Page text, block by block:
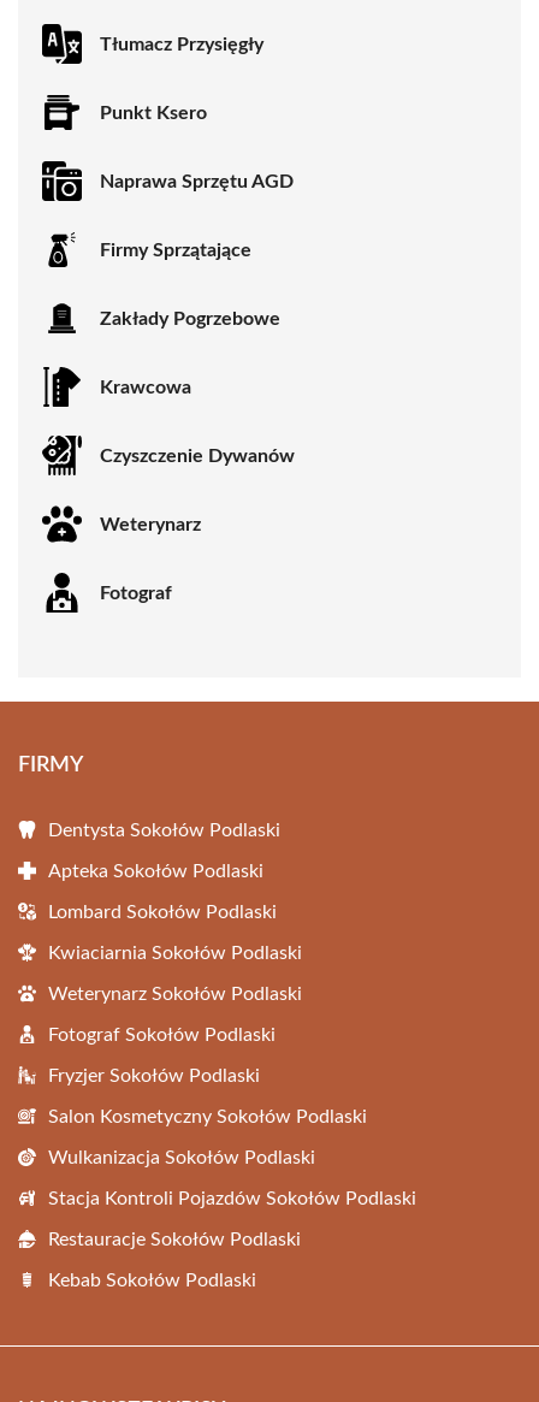
Tłumacz Przysięgły
Punkt Ksero
Naprawa Sprzętu AGD
Firmy Sprzątające
Zakłady Pogrzebowe
Krawcowa
Czyszczenie Dywanów
Weterynarz
Fotograf
FIRMY
Dentysta Sokołów Podlaski
Apteka Sokołów Podlaski
Lombard Sokołów Podlaski
Kwiaciarnia Sokołów Podlaski
Weterynarz Sokołów Podlaski
Fotograf Sokołów Podlaski
Fryzjer Sokołów Podlaski
Salon Kosmetyczny Sokołów Podlaski
Wulkanizacja Sokołów Podlaski
Stacja Kontroli Pojazdów Sokołów Podlaski
Restauracje Sokołów Podlaski
Kebab Sokołów Podlaski